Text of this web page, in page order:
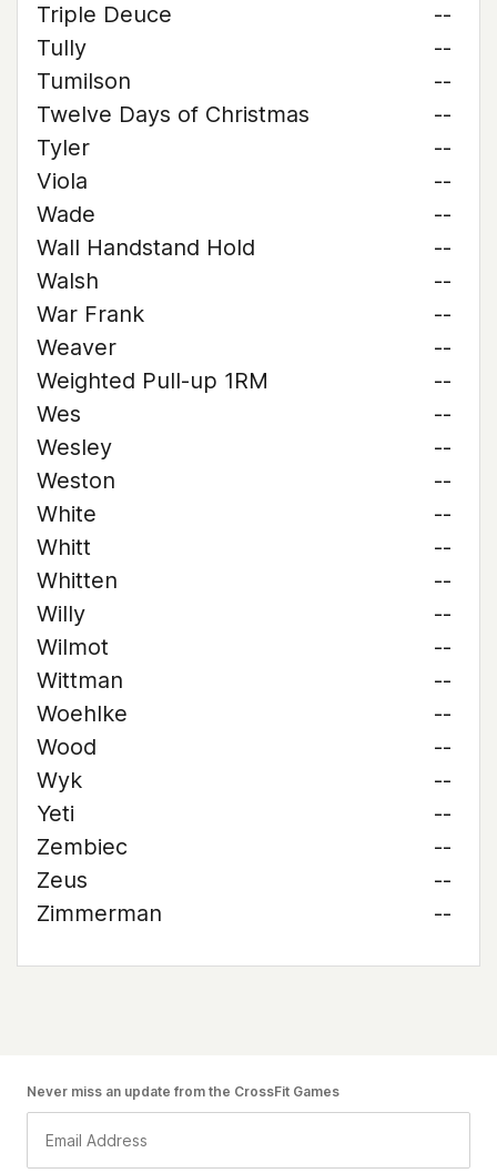
Triple Deuce
--
Tully
--
Tumilson
--
Twelve Days of Christmas
--
Tyler
--
Viola
--
Wade
--
Wall Handstand Hold
--
Walsh
--
War Frank
--
Weaver
--
Weighted Pull-up 1RM
--
Wes
--
Wesley
--
Weston
--
White
--
Whitt
--
Whitten
--
Willy
--
Wilmot
--
Wittman
--
Woehlke
--
Wood
--
Wyk
--
Yeti
--
Zembiec
--
Zeus
--
Zimmerman
--
Never miss an update from the CrossFit Games